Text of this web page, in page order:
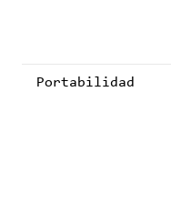
Portabilidad